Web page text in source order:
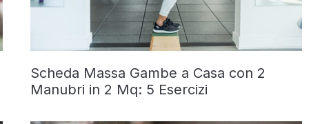
Scheda Massa Gambe a Casa con 2
Manubri in 2 Mq: 5 Esercizi